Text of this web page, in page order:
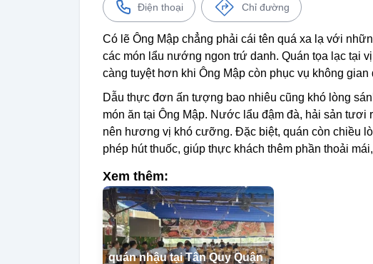
Điện thoại Chỉ đường
Có lẽ Ông Mập chẳng phải cái tên quá xa lạ với
các món lẩu nướng ngon trứ danh. Quán tọa lạc tại
càng tuyệt hơn khi Ông Mập còn phục vụ không gian
Dẫu thực đơn ấn tượng bao nhiêu cũng khó lòng
món ăn tại Ông Mập. Nước lẩu đậm đà, hải sản tươi
nên hương vị khó cưỡng. Đặc biệt, quán còn chiều
phép hút thuốc, giúp thực khách thêm phần thoải
Xem thêm:
quán nhậu tại Tân Quy Quận